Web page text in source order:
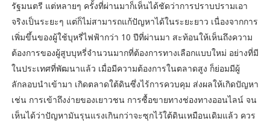
รัฐมนตรี แต่หลายๆ ครั้งที่ผ่านมาก็เห็นได้ชัดว่าการปราบปรามเอา
จริงเป็นระยะๆ แต่ก็ไม่สามารถแก้ปัญหาได้ในระยะยาว เนื่องจากการ
เพิ่มขึ้นของผู้ใช้บุหรี่ไฟฟ้ากว่า 10 ปีที่ผ่านมา สะท้อนให้เห็นถึงความ
ต้องการของผู้สูบบุหรี่จำนวนมากที่ต้องการทางเลือกแบบใหม่ อย่างที่มี
ในประเทศที่พัฒนาแล้ว เมื่อมีความต้องการในตลาดสูง ก็ย่อมมีผู้
ลักลอบนำเข้ามา เกิดตลาดใต้ดินซึ่งไร้การควบคุม ส่งผลให้เกิดปัญหา
เช่น การเข้าถึงง่ายของเยาวชน การซื้อขายทางช่องทางออนไลน์ จน
เห็นได้ว่าปัญหามันรุนแรงเกินกว่าจะซุกไว้ใต้ดินเหมือนเดิมแล้ว ควร